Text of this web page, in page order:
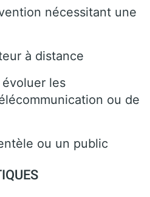
nécessitant une
à distance
les
ou de
ou un public